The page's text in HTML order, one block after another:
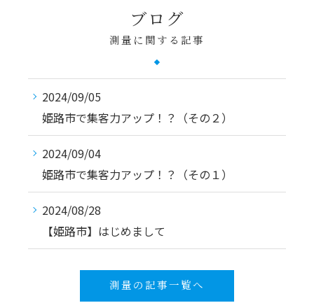
ブログ
測量に関する記事
2024/09/05
姫路市で集客力アップ！？（その２）
2024/09/04
姫路市で集客力アップ！？（その１）
2024/08/28
【姫路市】はじめまして
測量の記事一覧へ